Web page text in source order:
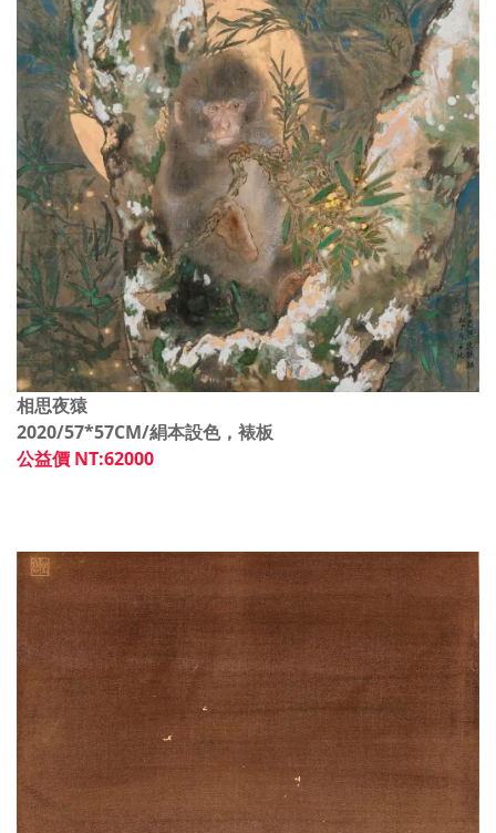
相思夜猿
2020/57*57CM/絹本設色，裱板
公益價 NT:62000